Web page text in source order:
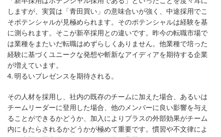
しますが、実質は「青田買い」の意味合いが強く、中途採用でこ
そポテンシャルが見極められます。そのポテンシャルは経験を基
に測られます。そこが新卒採用との違いです。昨今の転職市場で
は業種をまたいだ転職はめずらしくありません。他業種で培った
経験に基づくユニークな発想や斬新なアイディアを期待する企業
が増えています。
4. 明るいプレゼンスを期待される。
その人材を採用し、社内の既存のチームに加えた場合、あるいは
チームリーダーに登用した場合、他のメンバーに良い影響を与え
ることができるかどうか、加入によりプラスの外部効果がチーム
内にもたらされるかどうかが極めて重要です。慣習や不文律によ